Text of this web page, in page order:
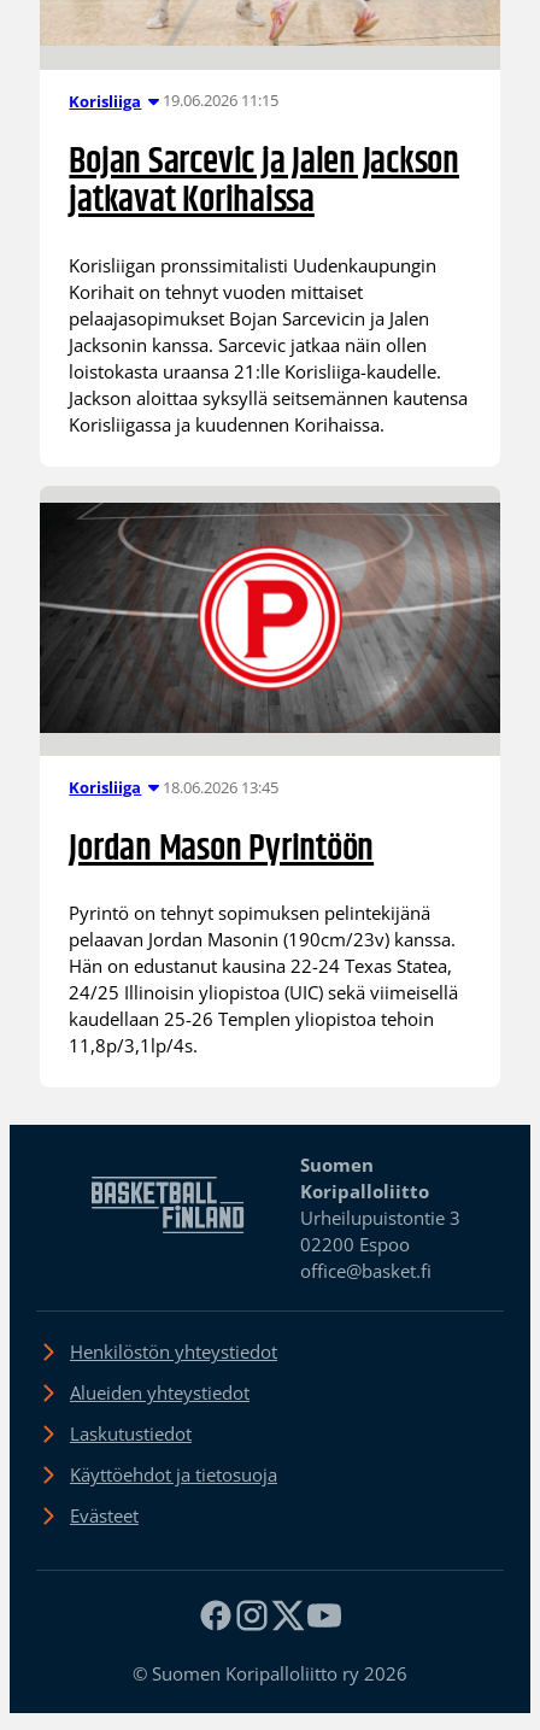
Korisliiga 19.06.2026 11:15
Bojan Sarcevic ja Jalen Jackson
jatkavat Korihaissa
Korisliigan pronssimitalisti Uudenkaupungin
Korihait on tehnyt vuoden mittaiset
pelaajasopimukset Bojan Sarcevicin ja Jalen
Jacksonin kanssa. Sarcevic jatkaa näin ollen
loistokasta uraansa 21:lle Korisliiga-kaudelle.
Jackson aloittaa syksyllä seitsemännen kautensa
Korisliigassa ja kuudennen Korihaissa.
Korisliiga 18.06.2026 13:45
Jordan Mason Pyrintöön
Pyrintö on tehnyt sopimuksen pelintekijänä
pelaavan Jordan Masonin (190cm/23v) kanssa.
Hän on edustanut kausina 22-24 Texas Statea,
24/25 Illinoisin yliopistoa (UIC) sekä viimeisellä
kaudellaan 25-26 Templen yliopistoa tehoin
11,8p/3,1lp/4s.
Suomen
Koripalloliitto
Urheilupuistontie 3
02200 Espoo
office@basket.fi
Henkilöstön yhteystiedot
Alueiden yhteystiedot
Laskutustiedot
Käyttöehdot ja tietosuoja
Evästeet
© Suomen Koripalloliitto ry 2026